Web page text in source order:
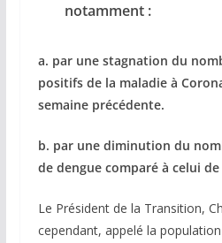
notamment :
a. par une stagnation du
positifs de la maladie à
semaine précédente.
b. par une diminution du
de dengue comparé à celui
Le Président de la Transition,
cependant, appelé la